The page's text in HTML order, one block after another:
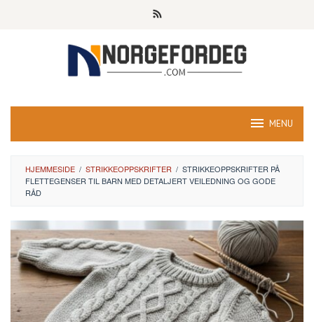
MENU
HJEMMESIDE / STRIKKEOPPSKRIFTER / STRIKKEOPPSKRIFTER PÅ
FLETTEGENSER TIL BARN MED DETALJERT VEILEDNING OG GODE
RÅD